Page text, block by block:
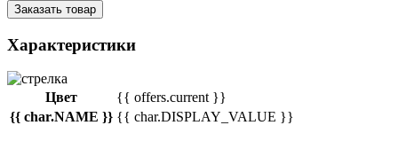
Заказать товар
Характеристики
Цвет
{{ offers.current }}
{{ char.NAME }} {{ char.DISPLAY_VALUE }}